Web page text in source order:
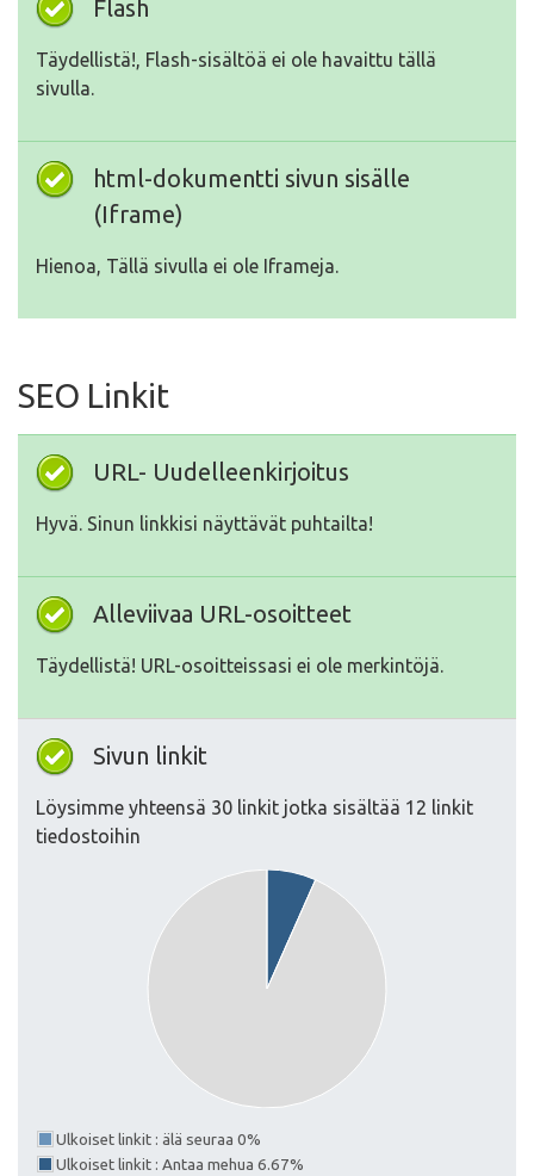
Flash
Täydellistä!, Flash-sisältöä ei ole havaittu tällä
sivulla.
html-dokumentti sivun sisälle
(Iframe)
Hienoa, Tällä sivulla ei ole Iframeja.
SEO Linkit
URL- Uudelleenkirjoitus
Hyvä. Sinun linkkisi näyttävät puhtailta!
Alleviivaa URL-osoitteet
Täydellistä! URL-osoitteissasi ei ole merkintöjä.
Sivun linkit
Löysimme yhteensä 30 linkit jotka sisältää 12 linkit
tiedostoihin
Ulkoiset linkit : älä seuraa 0%
Ulkoiset linkit : Antaa mehua 6.67%